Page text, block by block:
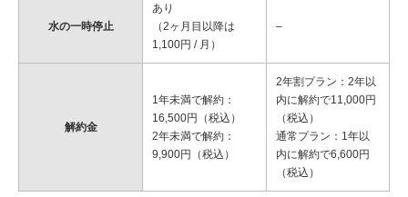
水の一時停止
あり
（2ヶ月目以降は
1,100円 / 月）
–
解約金
1年未満で解約：
16,500円（税込）
2年未満で解約：
9,900円（税込）
2年割プラン：2年以
内に解約で11,000円
（税込）
通常プラン：1年以
内に解約で6,600円
（税込）